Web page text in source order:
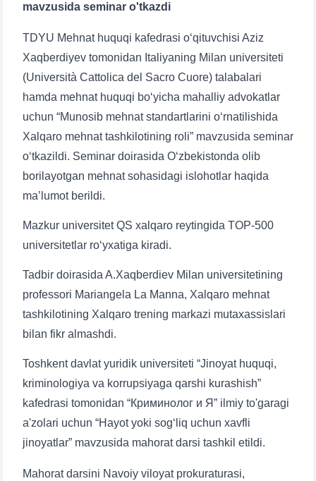
mavzusida seminar o'tkazdi
TDYU Mehnat huquqi kafedrasi o‘qituvchisi Aziz
Xaqberdiyev tomonidan Italiyaning Milan universiteti
(Università Cattolica del Sacro Cuore) talabalari
hamda mehnat huquqi bo‘yicha mahalliy advokatlar
uchun “Munosib mehnat standartlarini o‘rnatilishida
Xalqaro mehnat tashkilotining roli” mavzusida seminar
o‘tkazildi. Seminar doirasida O‘zbekistonda olib
borilayotgan mehnat sohasidagi islohotlar haqida
ma’lumot berildi.
Mazkur universitet QS xalqaro reytingida TOP-500
universitetlar ro‘yxatiga kiradi.
Tadbir doirasida A.Xaqberdiev Milan universitetining
professori Mariangela La Manna, Xalqaro mehnat
tashkilotining Xalqaro trening markazi mutaxassislari
bilan fikr almashdi.
Toshkent davlat yuridik universiteti “Jinoyat huquqi,
kriminologiya va korrupsiyaga qarshi kurashish”
kafedrasi tomonidan “Криминолог и Я” ilmiy to'garagi
a'zolari uchun “Hayot yoki sog‘liq uchun xavfli
jinoyatlar” mavzusida mahorat darsi tashkil etildi.
Mahorat darsini Navoiy viloyat prokuraturasi,